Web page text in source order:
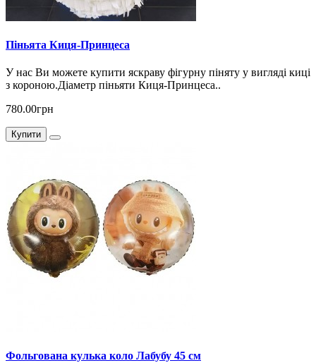
Піньята Киця-Принцеса
У нас Ви можете купити яскраву фігурну піняту у вигляді киці
з короною.Діаметр піньяти Киця-Принцеса..
780.00грн
Купити
Фольгована кулька коло Лабубу 45 см